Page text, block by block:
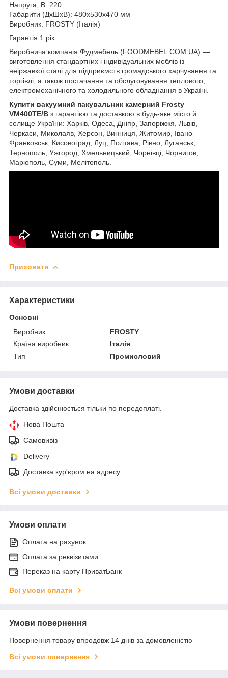
Напруга, В: 220
Габарити (ДхШхВ): 480x530x470 мм
Виробник: FROSTY (Італія)
Гарантія 1 рік.
Виробнича компанія Фудмебель (FOODMEBEL.СOM.UA) —
виготовлення стандартних і індивідуальних меблів із
неіржавкої сталі для підприємств громадського харчування та
торгівлі, а також постачання та обслуговування теплового,
електромеханічного та холодильного обладнання в Україні.
Купити вакуумний пакувальник камерний Frosty
VM400TE/B з гарантією та доставкою в будь-яке місто й
селище України: Харків, Одеса, Дніпр, Запоріжжя, Львів,
Черкаси, Миколаяв, Херсон, Винниця, Житомир, Івано-
Франковськ, Кисовоград, Луц, Полтава, Рівно, Луганськ,
Тернополь, Ужгород, Хмельницький, Чорнівці, Чорнигов,
Маріополь, Суми, Мелітополь.
Приховати
Характеристики
Основні
Виробник
FROSTY
Країна виробник
Італія
Тип
Промисловий
Умови доставки
Доставка здійснюється тільки по передоплаті.
Нова Пошта
Самовивіз
Delivery
Доставка кур'єром на адресу
Всі умови доставки
Умови оплати
Оплата на рахунок
Оплата за реквізитами
Переказ на карту ПриватБанк
Всі умови оплати
Умови повернення
Повернення товару впродовж 14 днів за домовленістю
Всі умови повернення